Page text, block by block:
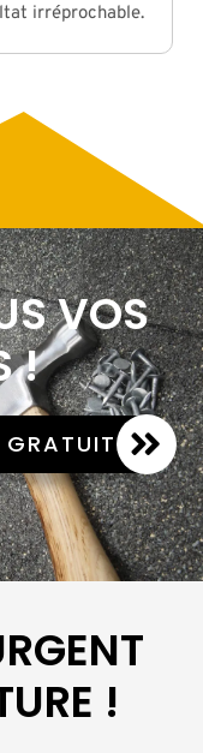
irréprochable.
VOS
!
GRATUIT
!